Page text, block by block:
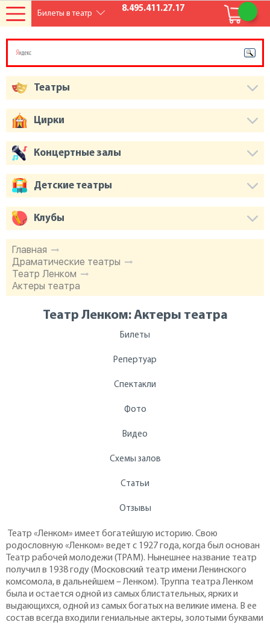
8.495.411.27.17
Главная
Драматические театры
Театр Ленком
Актеры театра
Театр Ленком: Aктеры театра
Билеты
Репертуар
Спектакли
Фото
Видео
Схемы залов
Статьи
Отзывы
Театр «Ленком» имеет богатейшую историю. Свою
родословную «Ленком» ведет с 1927 года, когда был основан
Театр рабочей молодежи (ТРАМ). Нынешнее название театр
получил в 1938 году (Московский театр имени Ленинского
комсомола, в дальнейшем – Ленком). Труппа театра Ленком
была и остается одной из самых блистательных, ярких и
выдающихся, одной из самых богатых на великие имена. В ее
состав всегда входили гениальные актеры, золотыми буквами
Театры
Цирки
Концертные залы
Детские театры
Клубы
Билеты в театр